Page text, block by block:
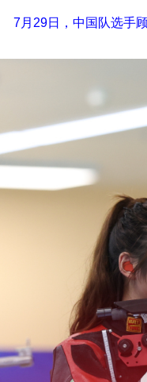
7月29日，中国队选手